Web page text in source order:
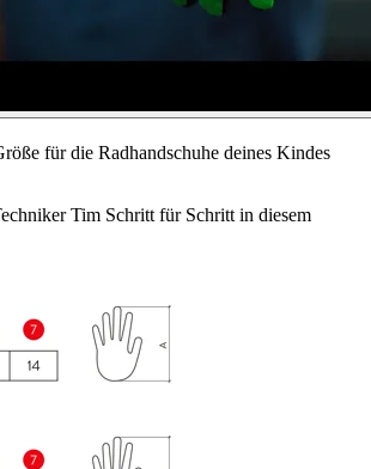
für die Radhandschuhe deines Kindes
Tim Schritt für Schritt in diesem